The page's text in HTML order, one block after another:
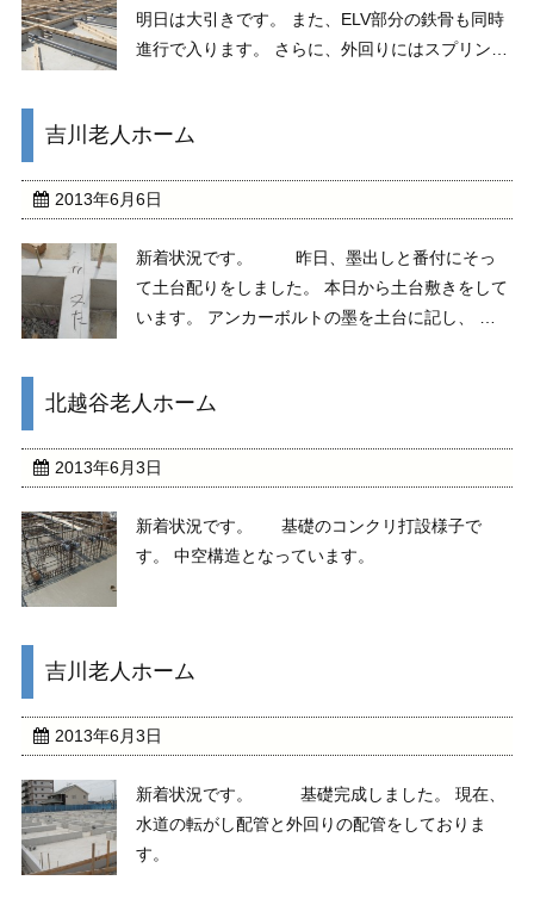
明日は大引きです。 また、ELV部分の鉄骨も同時
進行で入ります。 さらに、外回りにはスプリンク
吉川老人ホーム
2013年6月6日
新着状況です。 昨日、墨出しと番付にそっ
て土台配りをしました。 本日から土台敷きをして
います。 アンカーボルトの墨を土台に記し、 次
また、８日には鉄骨の建て方があります。
北越谷老人ホーム
2013年6月3日
新着状況です。 基礎のコンクリ打設様子で
す。 中空構造となっています。
吉川老人ホーム
2013年6月3日
新着状況です。 基礎完成しました。 現在、
水道の転がし配管と外回りの配管をしておりま
す。